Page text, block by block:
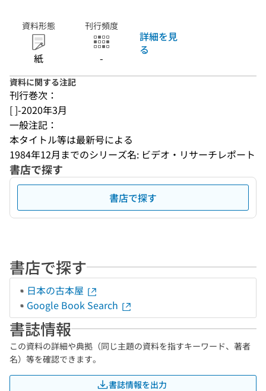
資料形態
紙
刊行頻度
-
詳細を見
る
資料に関する注記
刊行巻次：
[ ]-2020年3月
一般注記：
本タイトル等は最新号による
1984年12月までのシリーズ名: ビデオ・リサーチレポート
書店で探す
書店で探す
書店で探す
日本の古本屋
Google Book Search
書誌情報
この資料の詳細や典拠（同じ主題の資料を指すキーワード、著者
名）等を確認できます。
書誌情報を出力